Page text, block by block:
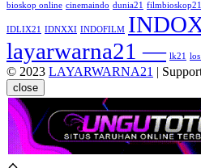
bioskop online cinemaindo dunia21 filmbioskop21
IDLIX21 IDNXXI INDOFILM
layarwarna21 — lk21
© 2023 LAYARWARNA21 |
close